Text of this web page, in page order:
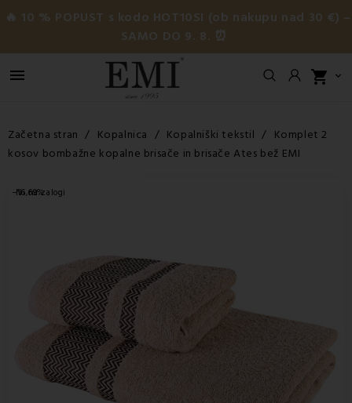
🔥 10 % POPUST s kodo HOT10SI (ob nakupu nad 30 €) –
SAMO DO 9. 8. ⏰
 shopping_cart 
Začetna stran Kopalnica Kopalniški tekstil
Komplet 2
kosov bombažne kopalne brisače in brisače Ates bež EMI
−16,69%
Ni na zalogi